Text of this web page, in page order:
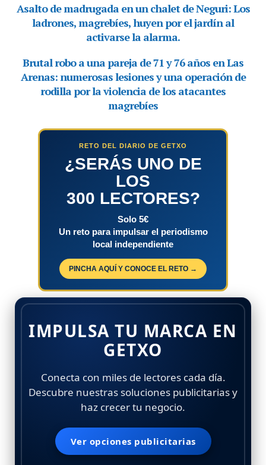
RETO DEL DIARIO DE GETXO
¿SERÁS UNO DE
LOS
300 LECTORES?
Solo 5€
Un reto para impulsar el periodismo
local independiente
PINCHA AQUÍ Y CONOCE EL RETO →
IMPULSA TU MARCA EN
GETXO
Conecta con miles de lectores cada día.
Descubre nuestras soluciones publicitarias y
haz crecer tu negocio.
Ver opciones publicitarias